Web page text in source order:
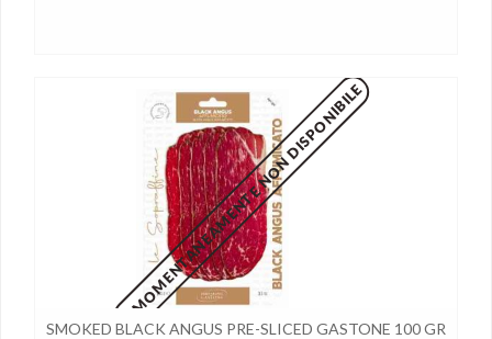
MOMENTANEAMENTE NON DISPONIBILE
SMOKED BLACK ANGUS PRE-SLICED GASTONE 100 GR